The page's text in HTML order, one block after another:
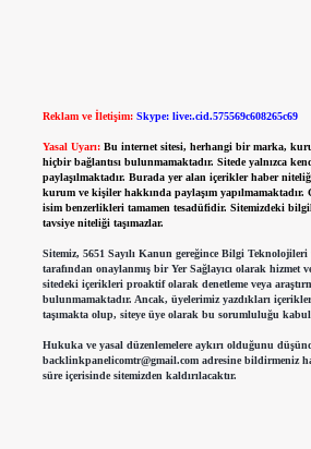
Reklam ve İletişim: Skype: live:.cid.575569c608265c69
Yasal Uyarı: Bu internet sitesi, herhangi bir marka,
hiçbir bağlantısı bulunmamaktadır. Sitede yalnızca
paylaşılmaktadır. Burada yer alan içerikler haber
kurum ve kişiler hakkında paylaşım
isim benzerlikleri tamamen tesadüfidir. Sitemizdeki
tavsiye niteliği taşımazlar.
Sitemiz, 5651 Sayılı Kanun gereğince Bilgi
tarafından onaylanmış bir Yer Sağlayıcı olarak hizmet
sitedeki içerikleri proaktif olarak denetleme veya
bulunmamaktadır. Ancak, üyelerimiz yazdıkları
taşımakta olup, siteye üye olarak bu sorumluluğu kabul
Hukuka ve yasal düzenlemelere aykırı olduğunu
backlinkpanelicomtr@gmail.comadresine bildirmeniz
süre içerisinde sitemizden kaldırılacaktır.